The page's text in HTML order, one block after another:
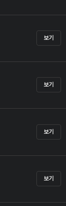
보기
보기
보기
보기